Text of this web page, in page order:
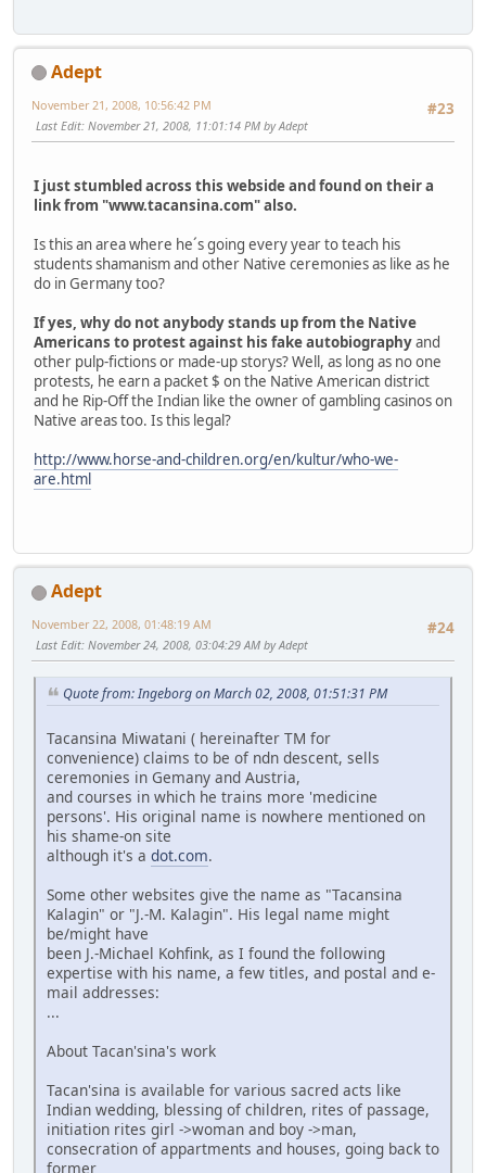
Adept
#23
November 21, 2008, 10:56:42 PM
Last Edit: November 21, 2008, 11:01:14 PM by Adept
I just stumbled across this webside and found on their a
link from "www.tacansina.com" also.
Is this an area where he´s going every year to teach his
students shamanism and other Native ceremonies as like as he
do in Germany too?
If yes, why do not anybody stands up from the Native
Americans to protest against his fake autobiographyand
other pulp-fictions or made-up storys? Well, as long as no one
protests, he earn a packet $ on the Native American district
and he Rip-Off the Indian like the owner of gambling casinos on
Native areas too. Is this legal?
http://www.horse-and-children.org/en/kultur/who-we-
are.html
Adept
#24
November 22, 2008, 01:48:19 AM
Last Edit: November 24, 2008, 03:04:29 AM by Adept
Quote from: Ingeborg on March 02, 2008, 01:51:31 PM
Tacansina Miwatani ( hereinafter TM for
convenience) claims to be of ndn descent, sells
ceremonies in Gemany and Austria,
and courses in which he trains more 'medicine
persons'. His original name is nowhere mentioned on
his shame-on site
although it's a dot.com.
Some other websites give the name as "Tacansina
Kalagin" or "J.-M. Kalagin". His legal name might
be/might have
been J.-Michael Kohfink, as I found the following
expertise with his name, a few titles, and postal and e-
mail addresses:
...
About Tacan'sina's work
Tacan'sina is available for various sacred acts like
Indian wedding, blessing of children, rites of passage,
initiation rites girl ->woman and boy ->man,
consecration of appartments and houses, going back to
former